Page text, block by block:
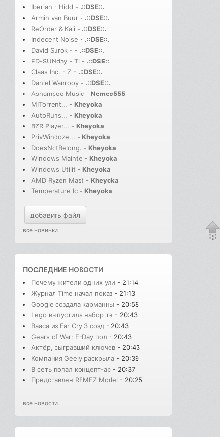
Iberian - Hidd - .::DSE::.
Armin van Buur - .::DSE::.
ReOrder & Kali - .::DSE::.
Indecent Noise - .::DSE::.
David Surok - - .::DSE::.
ED-SUNday - Ti - .::DSE::.
Claas Inc. - Z - .::DSE::.
Daniel Wanrooy - .::DSE::.
Ashampoo Music - Nemec555
MITorrent... - Kheyoka
AutoRuns... - Kheyoka
BZR Player... - Kheyoka
PrivWindoze... - Kheyoka
DoesNotBelong. - Kheyoka
Windows Mainte - Kheyoka
Windows Utilit - Kheyoka
AMD Ryzen Mast - Kheyoka
Temperature Ic - Kheyoka
добавить файл
все новинки
ПОСЛЕДНИЕ НОВОСТИ
Почему жители одних ули - 21:14
Журнал Time начал показ - 21:13
Google создала карманны - 20:58
Lego выпустила набор те - 20:43
Вааса из Far Cry 3 созд - 20:43
Gears of War: E-Day пол - 20:43
Актёр, сыгравший ключев - 20:43
Компания Geely раскрыла - 20:39
В сеть попал концепт-ар - 20:37
Представлен REMEZ Model - 20:25
все новости